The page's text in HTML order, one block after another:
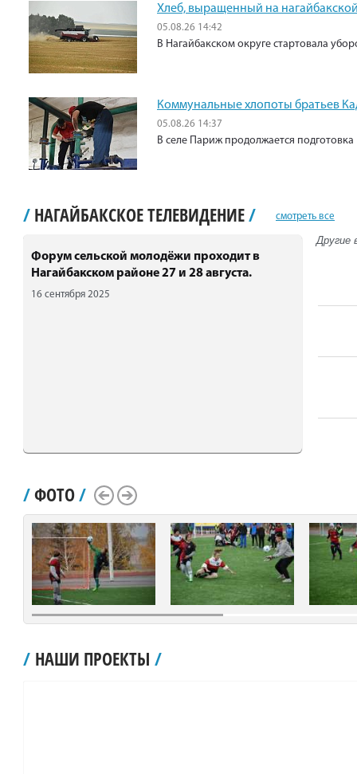
Хлеб, выращенный на
05.08.26 14:42
В Нагайбакском округе стартовала
Коммунальные хлопоты братьев
05.08.26 14:37
В селе Париж продолжается подготовка
/ НАГАЙБАКСКОЕ ТЕЛЕВИДЕНИЕ/ смотреть все
Форум сельской молодёжи проходит в
Нагайбакском районе 27 и 28 августа.
16 сентября 2025
Другие
/ФОТО/
Scroll LeftScroll Right
/ НАШИ ПРОЕКТЫ /